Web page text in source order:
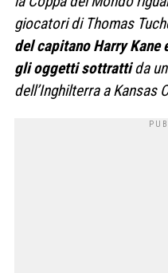
giocatori di Thomas
del capitano Harry Kane
gli oggetti sottrattida
dell’Inghilterra a Kansas